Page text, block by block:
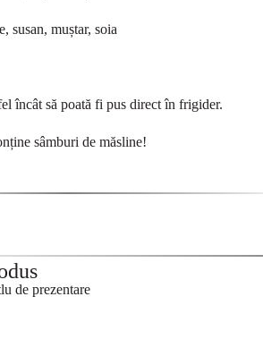
susan, muștar, soia
încât să poată fi pus direct în frigider.
sâmburi de măsline!
de prezentare